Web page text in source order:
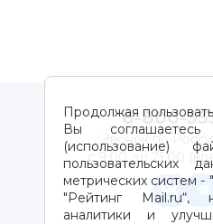
Продолжая
Вы
(использование)
пользовательских
метрических систем
"Рейтинг Mail.ru“,
аналитики и
8-800-
Звонок по
с 9:00 до 21:00